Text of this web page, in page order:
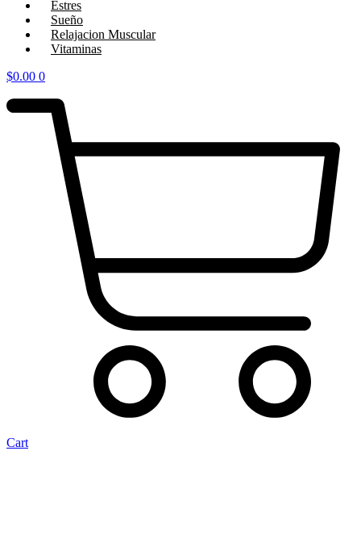
Estres
Sueño
Relajacion Muscular
Vitaminas
$0.00 0
Cart